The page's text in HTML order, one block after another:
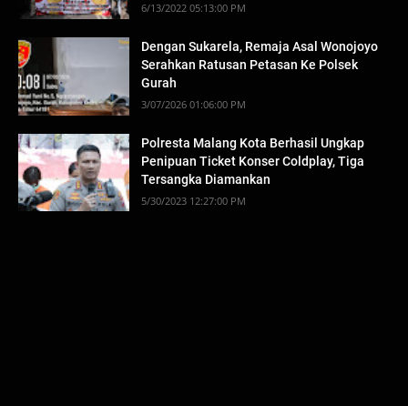
6/13/2022 05:13:00 PM
Dengan Sukarela, Remaja Asal Wonojoyo
Serahkan Ratusan Petasan Ke Polsek
Gurah
3/07/2026 01:06:00 PM
Polresta Malang Kota Berhasil Ungkap
Penipuan Ticket Konser Coldplay, Tiga
Tersangka Diamankan
5/30/2023 12:27:00 PM